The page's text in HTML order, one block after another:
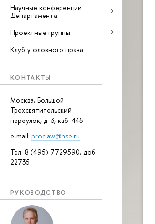
Научные конференции
Департамента
Проектные группы
Клуб уголовного права
КОНТАКТЫ
Москва, Большой
Трехсвятительский
переулок, д. 3, каб. 445
e-mail: proclaw@hse.ru
Тел. 8 (495) 7729590, доб.
22735
РУКОВОДСТВО